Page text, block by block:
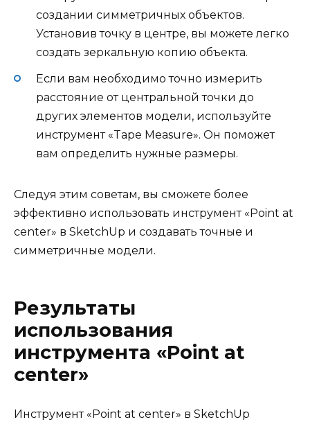
создании симметричных объектов.
Установив точку в центре, вы можете легко
создать зеркальную копию объекта.
Если вам необходимо точно измерить
расстояние от центральной точки до
других элементов модели, используйте
инструмент «Tape Measure». Он поможет
вам определить нужные размеры.
Следуя этим советам, вы сможете более
эффективно использовать инструмент «Point at
center» в SketchUp и создавать точные и
симметричные модели.
Результаты
использования
инструмента «Point at
center»
Инструмент «Point at center» в SketchUp